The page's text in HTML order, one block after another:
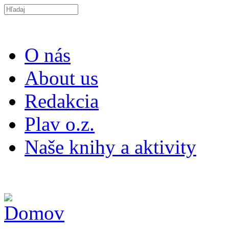
Skočiť na hlavný obsah
Search this site
O nás
About us
Redakcia
Plav o.z.
Naše knihy a aktivity